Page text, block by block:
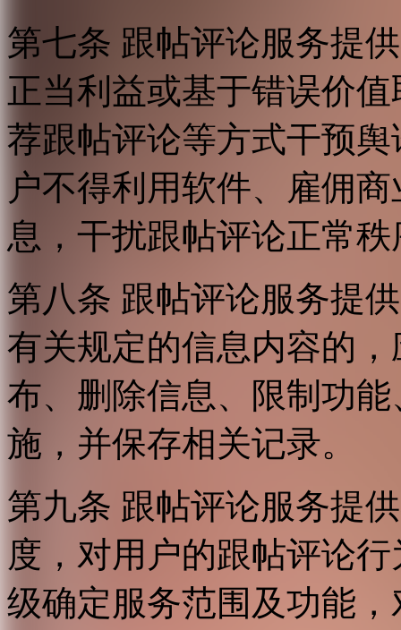
第七条 跟帖评论服务提
正当利益或基于错误价
荐跟帖评论等方式干预
户不得利用软件、雇佣
息，干扰跟帖评论正常
第八条 跟帖评论服务提
有关规定的信息内容的
布、删除信息、限制功
施，并保存相关记录。
第九条 跟帖评论服务提
度，对用户的跟帖评论
级确定服务范围及功能